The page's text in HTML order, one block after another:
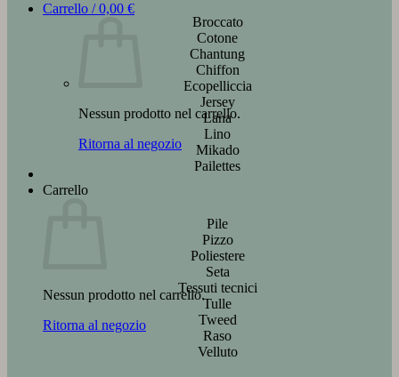
Carrello /0,00 €
Nessun prodotto nel carrello.
Ritorna al negozio
Carrello
Nessun prodotto nel carrello.
Ritorna al negozio
Broccato
Cotone
Chantung
Chiffon
Ecopelliccia
Jersey
Lana
Lino
Mikado
Pailettes
Pile
Pizzo
Poliestere
Seta
Tessuti tecnici
Tulle
Tweed
Raso
Velluto